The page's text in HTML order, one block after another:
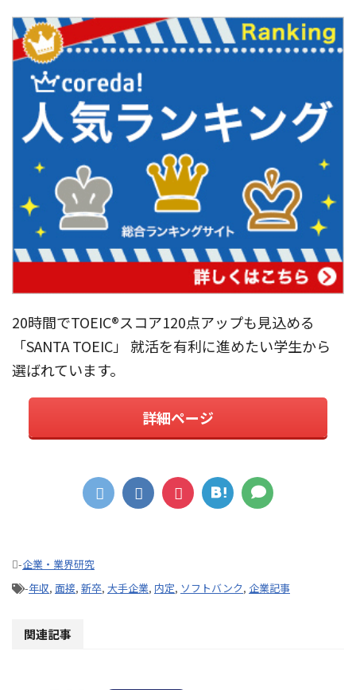
20時間でTOEIC®︎スコア120点アップも見込める
「SANTA TOEIC」 就活を有利に進めたい学生から
選ばれています。
詳細ページ
-企業・業界研究
-年収, 面接, 新卒, 大手企業, 内定, ソフトバンク, 企業記事
関連記事